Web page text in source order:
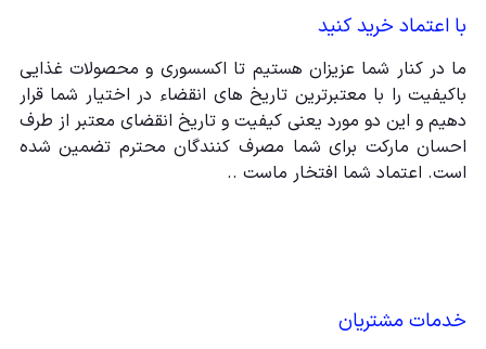
با اعتماد خرید کنید
ما در کنار شما عزیزان هستیم تا اکسسوری و محصولات غذایی
باکیفیت را با معتبرترین تاریخ های انقضاء در اختیار شما قرار
دهیم و این دو مورد یعنی کیفیت و تاریخ انقضای معتبر از طرف
احسان مارکت برای شما مصرف کنندگان محترم تضمین شده
است. اعتماد شما افتخار ماست ..
خدمات مشتریان